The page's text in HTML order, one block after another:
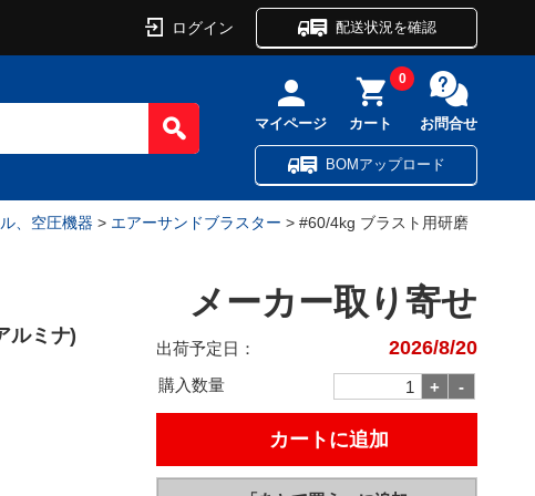
ログイン 配送状況を確認
マイページ カート
0
お問合せ
BOMアップロード
、空圧機器 > エアーサンドブラスター > #60/4kg ブラスト用研磨
ルミナ)
メーカー取り寄せ
出荷予定日： 2026/8/20
購入数量